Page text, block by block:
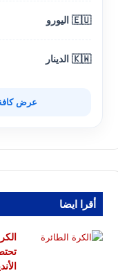
🇪🇺 اليورو
🇰🇼 الدينار
عرض
أقرا ايضا
الأندية